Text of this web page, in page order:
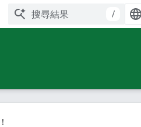
/
！